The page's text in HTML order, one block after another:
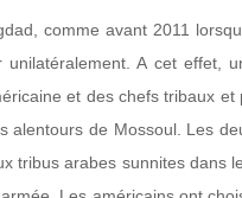
comme avant 2011
unilatéralement. A cet effet,
et des chefs tribaux et
alentours de Mossoul. Les
tribus arabes sunnites dans